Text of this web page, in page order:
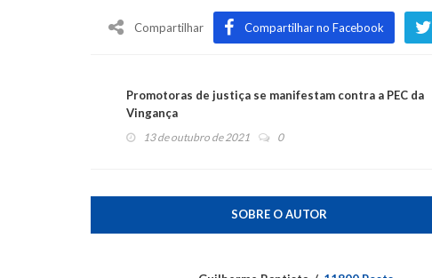
Compartilhar Compartilhar no Facebook
Promotoras de justiça se manifestam contra a PEC da
Vingança
13 de outubro de 2021 0
SOBRE O AUTOR